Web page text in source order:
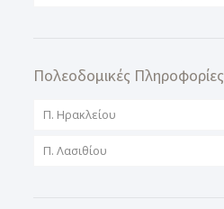
Πολεοδομικές Πληροφορίες
Π. Ηρακλείου
Π. Λασιθίου